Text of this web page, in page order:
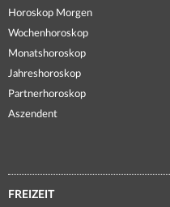
Horoskop Morgen
Wochenhoroskop
Monatshoroskop
Jahreshoroskop
Partnerhoroskop
Aszendent
FREIZEIT